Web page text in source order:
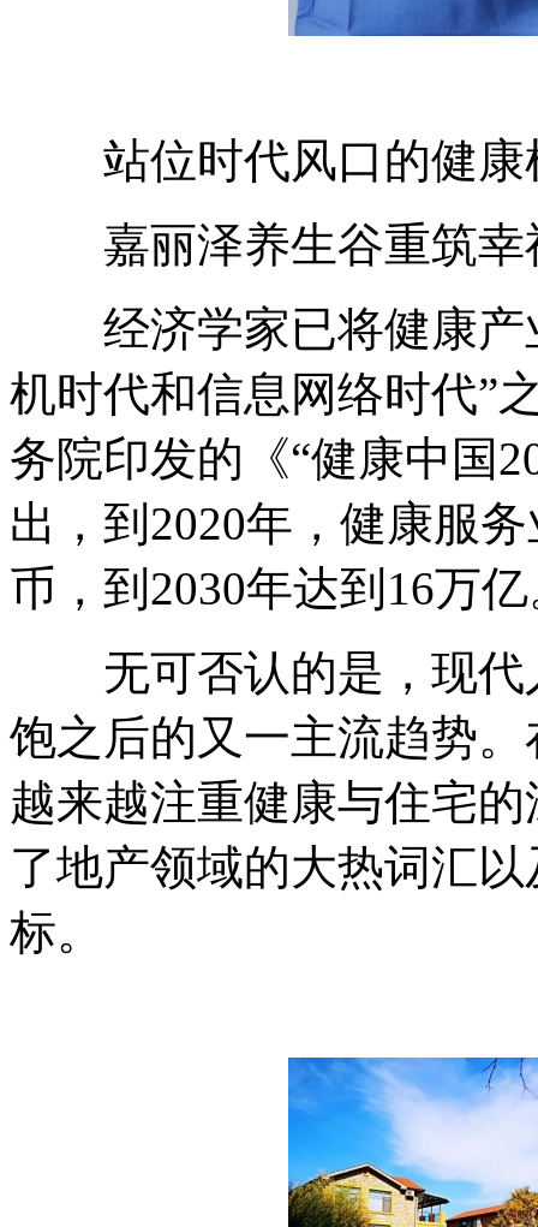
站位时代风口的健康
嘉丽泽养生谷重筑幸
经济学家已将健康产
机时代和信息网络时代”
务院印发的《“健康中国
出，到2020年，健康服
币，到2030年达到16万
无可否认的是，现代
饱之后的又一主流趋势
越来越注重健康与住宅
了地产领域的大热词汇
标。